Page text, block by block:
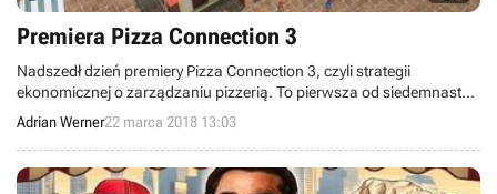
Premiera Pizza Connection 3
Nadszedł dzień premiery Pizza Connection 3, czyli strategii
ekonomicznej o zarządzaniu pizzerią. To pierwsza od siedemnastu
lat nowa odsłona tego cyklu.
Adrian Werner22 marca 2018 13:03